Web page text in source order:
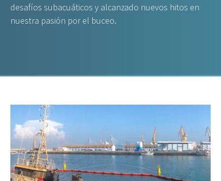
desafíos subacuáticos y alcanzado nuevos hitos en
nuestra pasión por el buceo.